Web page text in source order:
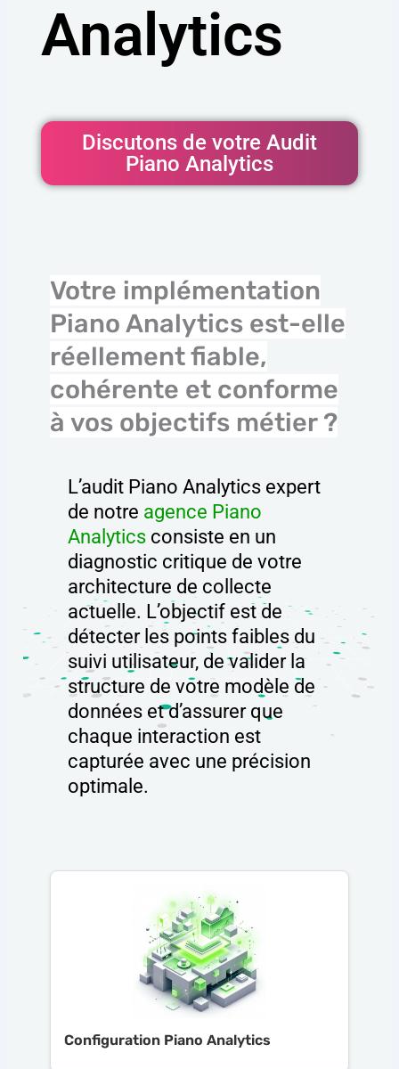
Analytics
Discutons de votre Audit
Piano Analytics
Votre implémentation
Piano Analytics est-elle
réellement fiable,
cohérente et conforme
à vos objectifs métier ?
L’audit Piano Analytics expert
de notre agence Piano
Analytics consiste en un
diagnostic critique de votre
architecture de collecte
actuelle. L’objectif est de
détecter les points faibles du
suivi utilisateur, de valider la
structure de votre modèle de
données et d’assurer que
chaque interaction est
capturée avec une précision
optimale.
Configuration Piano Analytics